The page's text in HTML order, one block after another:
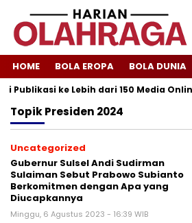
HOME BOLA EROPA BOLA DUNIA
Publikasi ke Lebih dari 150 Media
TopikPresiden 2024
Uncategorized
Gubernur Sulsel Andi Sudirman
Sulaiman Sebut Prabowo Subianto
Berkomitmen dengan Apa yang
Diucapkannya
Minggu, 6 Agustus 2023 - 16:39 WIB